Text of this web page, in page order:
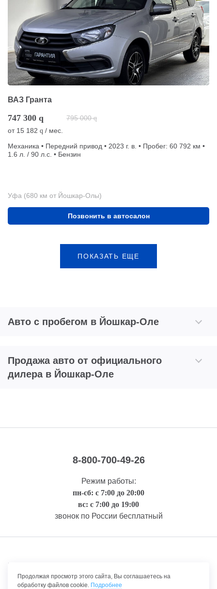
ВАЗ Гранта
747 300 q 795 000 q
от 15 182 q / мес.
Механика • Передний привод • 2023 г. в. • Пробег: 60 792 км •
1.6 л. / 90 л.с. • Бензин
Уфа (680 км от Йошкар-Олы)
Позвонить в автосалон
ПОКАЗАТЬ ЕЩЕ
Авто с пробегом в Йошкар-Оле
Продажа авто от официального
дилера в Йошкар-Оле
8-800-700-49-26
Режим работы:
пн-сб: с 7:00 до 20:00
вс: с 7:00 до 19:00
звонок по России бесплатный
Правовая информация
Продолжая просмотр этого сайта, Вы соглашаетесь на
обработку файлов cookie. Подробнее